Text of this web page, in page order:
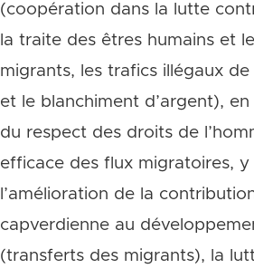
(coopération dans la lutte
la traite des êtres humains et
migrants, les trafics illégaux de
et le blanchiment d’argent),
du respect des droits de
efficace des flux migratoires, y
l’amélioration de la
capverdienne au
(transferts des migrants), la